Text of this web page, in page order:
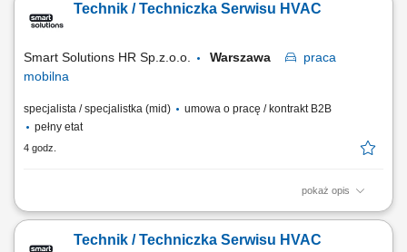
chłodniczych. Analiza usterek i dobór odpowiednich rozwiązań
technicznych. Prowadzenie dokumentacji serwisowej oraz
Technik / Techniczka Serwisu HVAC
Smart Solutions HR Sp.z.o.o. Warszawa
praca
mobilna
specjalista / specjalistka (mid)
umowa o pracę / kontrakt B2B
pełny etat
4 godz.
pokaż opis
Opis stanowiska: Wykonywanie serwisu, konserwacji i napraw urządzeń
chłodniczych. Analiza usterek i dobór odpowiednich rozwiązań
Technik / Techniczka Serwisu HVAC